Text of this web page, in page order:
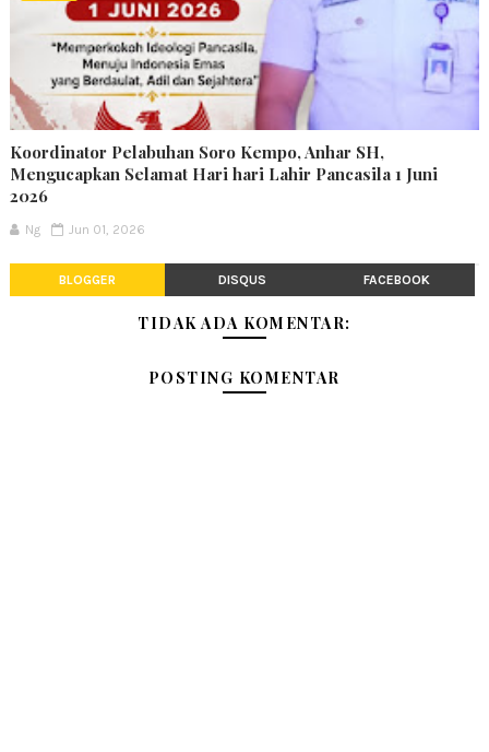
Koordinator Pelabuhan Soro Kempo, Anhar SH,
Mengucapkan Selamat Hari hari Lahir Pancasila 1 Juni
2026
Ng Jun 01, 2026
BLOGGER DISQUS FACEBOOK
TIDAK ADA KOMENTAR:
POSTING KOMENTAR